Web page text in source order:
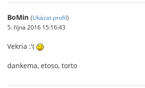
BoMin (Ukázat profil)
5. října 2016 15:16:43
Vekria :'(
dankema, etoso, torto